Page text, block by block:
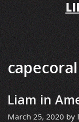
Skip
to
content
capecoral
Liam in
March 25, 2020 by